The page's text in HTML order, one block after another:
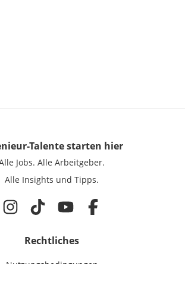
Talentestarten hier
Jobs. Alle Arbeitgeber.
Alle Insights und Tipps.
Rechtliches
Nutzungsbedingungen